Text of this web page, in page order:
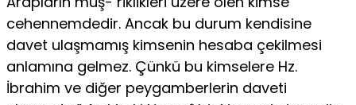
cehennemdedir. Ancak bu durum kendisine
davet ulaşmamış kimsenin hesaba çekilmesi
anlamına gelmez. Çünkü bu kimselere Hz.
İbrahim ve diğer peygamberlerin daveti